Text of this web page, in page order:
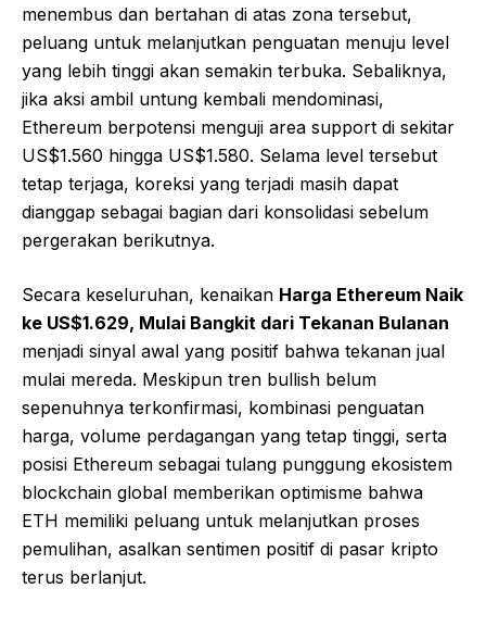
menembus dan bertahan di atas zona tersebut,
peluang untuk melanjutkan penguatan menuju level
yang lebih tinggi akan semakin terbuka. Sebaliknya,
jika aksi ambil untung kembali mendominasi,
Ethereum berpotensi menguji area support di sekitar
US$1.560 hingga US$1.580. Selama level tersebut
tetap terjaga, koreksi yang terjadi masih dapat
dianggap sebagai bagian dari konsolidasi sebelum
pergerakan berikutnya.
Secara keseluruhan, kenaikan Harga Ethereum Naik
ke US$1.629, Mulai Bangkit dari Tekanan Bulanan
menjadi sinyal awal yang positif bahwa tekanan jual
mulai mereda. Meskipun tren bullish belum
sepenuhnya terkonfirmasi, kombinasi penguatan
harga, volume perdagangan yang tetap tinggi, serta
posisi Ethereum sebagai tulang punggung ekosistem
blockchain global memberikan optimisme bahwa
ETH memiliki peluang untuk melanjutkan proses
pemulihan, asalkan sentimen positif di pasar kripto
terus berlanjut.